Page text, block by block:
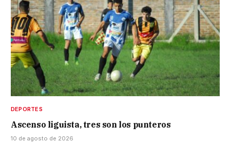
DEPORTES
Ascenso liguista, tres son los punteros
10 de agosto de 2026